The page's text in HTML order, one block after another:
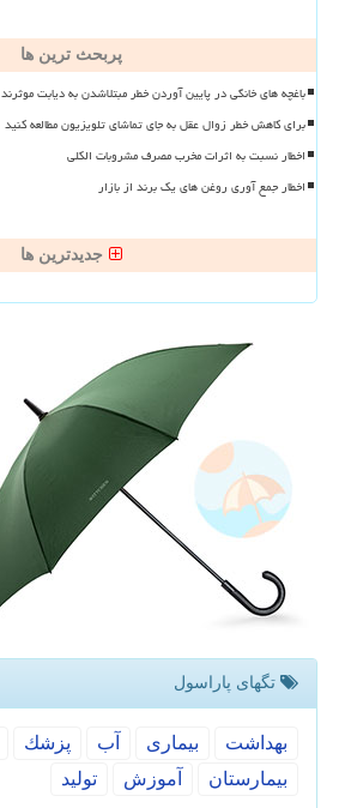
پربحث ترین ها
باغچه های خانگی در پایین آوردن خطر مبتلاشدن به دیابت موثرند
برای کاهش خطر زوال عقل به جای تماشای تلویزیون مطالعه کنید
اخطار نسبت به اثرات مخرب مصرف مشروبات الکلی
اخطار جمع آوری روغن های یک برند از بازار
جدیدترین ها
تگهای پاراسول
بهداشت بیماری آب پزشك
بیمارستان
آموزش تولید